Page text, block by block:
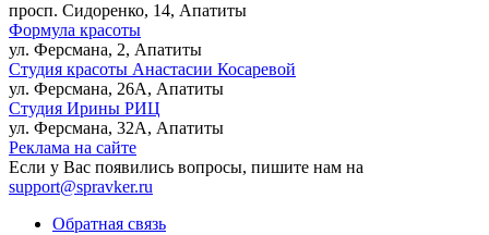
просп. Сидоренко, 14, Апатиты
Формула красоты
ул. Ферсмана, 2, Апатиты
Студия красоты Анастасии Косаревой
ул. Ферсмана, 26А, Апатиты
Студия Ирины РИЦ
ул. Ферсмана, 32А, Апатиты
Реклама на сайте
Если у Вас появились вопросы, пишите нам на
support@spravker.ru
Обратная связь